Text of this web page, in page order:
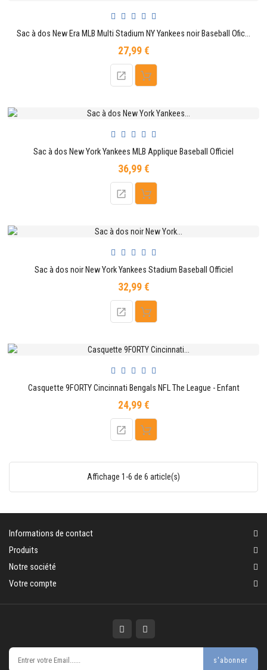
Sac à dos New Era MLB Multi Stadium NY Yankees noir Baseball Oficielle
27,99 €Prix
Sac à dos New York Yankees MLB Applique Baseball Officiel
36,99 €Prix
Sac à dos noir New York Yankees Stadium Baseball Officiel
32,99 €Prix
Casquette 9FORTY Cincinnati Bengals NFL The League - Enfant
24,99 €Prix
Affichage 1-6 de 6 article(s)
Informations de contact
Produits
Notre société
Votre compte
s'abonner